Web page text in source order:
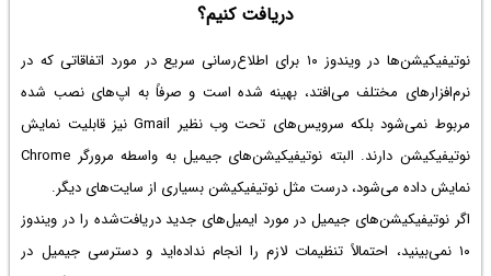
دریافت کنیم؟
نوتیفیکیشن‌ها در ویندوز ۱۰ برای اطلاع‌رسانی سریع در مورد اتفاقاتی که در
نرم‌افزارهای مختلف می‌افتد، بهینه شده است و صرفاً به اپ‌های نصب شده
مربوط نمی‌شود بلکه سرویس‌های تحت وب نظیر Gmail نیز قابلیت نمایش
نوتیفیکیشن دارند. البته نوتیفیکیشن‌های جیمیل به واسطه مرورگر Chrome
نمایش داده می‌شود، درست مثل نوتیفیکیشن بسیاری از سایت‌های دیگر.
اگر نوتیفیکیشن‌های جیمیل در مورد ایمیل‌های جدید دریافت‌شده را در ویندوز
۱۰ نمی‌بینید، احتمالاً تنظیمات لازم را انجام نداده‌اید و دسترسی جیمیل در